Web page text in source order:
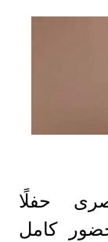
حفلًا
كامل